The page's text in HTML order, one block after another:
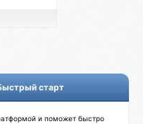
старт
и поможет быстро